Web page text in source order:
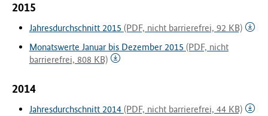
2015
Jahresdurchschnitt 2015 (PDF, nicht barrierefrei, 92 KB)
Monatswerte Januar bis Dezember 2015 (PDF, nicht
barrierefrei, 808 KB)
2014
Jahresdurchschnitt 2014 (PDF, nicht barrierefrei, 44 KB)